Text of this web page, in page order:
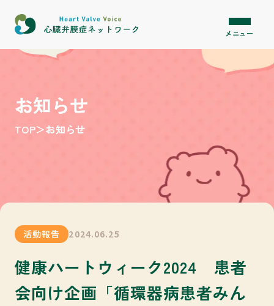
メニュー
お知らせ
TOP＞お知らせ
活動報告 2024.06.25
健康ハートウィーク2024 患者
会向け企画「循環器病患者みん